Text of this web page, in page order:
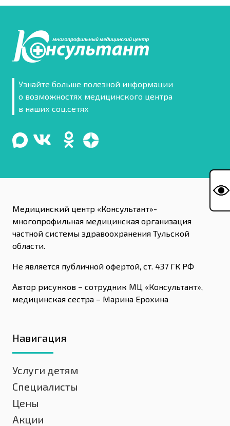
Узнайте больше полезной информации
о возможностях медицинского центра
в наших соц.сетях
Медицинский центр «Консультант»-
многопрофильная медицинская организация
частной системы здравоохранения Тульской
области.
Не является публичной офертой, ст. 437 ГК РФ
Автор рисунков – сотрудник МЦ «Консультант»,
медицинская сестра – Марина Ерохина
Навигация
Услуги детям
Специалисты
Цены
Акции